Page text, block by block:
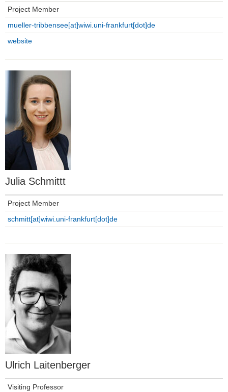
Project Member
mueller-tribbensee[at]wiwi.uni-frankfurt[dot]de
website
Julia Schmittt
Project Member
schmitt[at]wiwi.uni-frankfurt[dot]de
Ulrich Laitenberger
Visiting Professor